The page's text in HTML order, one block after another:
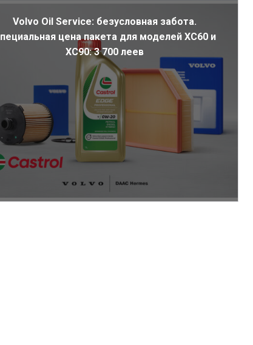
Volvo Oil Service: безусловная забота.
цена пакета для моделей XC60 и
XC90: 3 700 леев